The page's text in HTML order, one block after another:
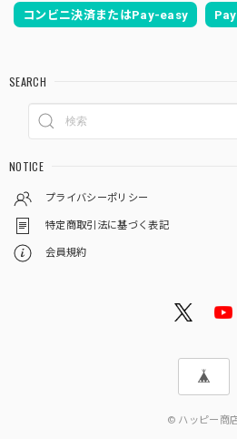
コンビニ決済またはPay-easy
SEARCH
NOTICE
プライバシーポリシー
特定商取引法に基づく表記
会員規約
© ハッピー商